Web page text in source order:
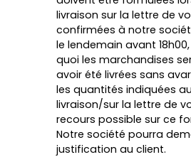
livraison sur la lettre de
confirmées à notre
le lendemain avant
quoi les marchandises
avoir été livrées sans
les quantités indiquées
livraison/sur la lettre de
recours possible sur ce
Notre société pourra
justification au client.